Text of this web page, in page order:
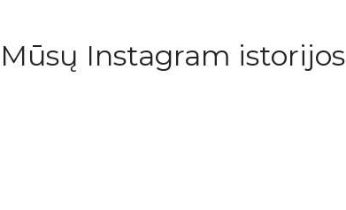
Mūsų Instagram istorijos